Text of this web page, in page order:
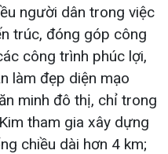
người dân trong việc
trúc, đóng góp công
công trình phúc lợi,
làm đẹp diện mạo
minh đô thị, chỉ trong
tham gia xây dựng
chiều dài hơn 4 km;